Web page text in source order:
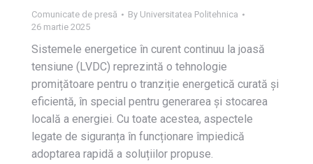
Comunicate de presă By Universitatea Politehnica
26 martie 2025
Sistemele energetice în curent continuu la joasă
tensiune (LVDC) reprezintă o tehnologie
promițătoare pentru o tranziție energetică curată și
eficientă, în special pentru generarea și stocarea
locală a energiei. Cu toate acestea, aspectele
legate de siguranța în funcționare împiedică
adoptarea rapidă a soluțiilor propuse.